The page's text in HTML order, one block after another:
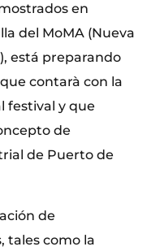
en
del MoMA (Nueva
está preparando
contarà con la
festival y que
de
de Puerto de
de
tales como la